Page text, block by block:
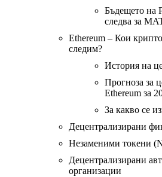
Бъдещето на
следва за
Ethereum – Кои
следим?
История на
Прогноза за
Ethereum за
За какво се
Децентрализирани
Незаменими токени
Децентрализирани
организации